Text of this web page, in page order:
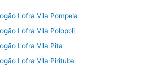
Lofra Vila Pompeia
Lofra Vila Polopoli
Lofra Vila Pita
Lofra Vila Pirituba